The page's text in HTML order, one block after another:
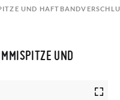
UND
UND